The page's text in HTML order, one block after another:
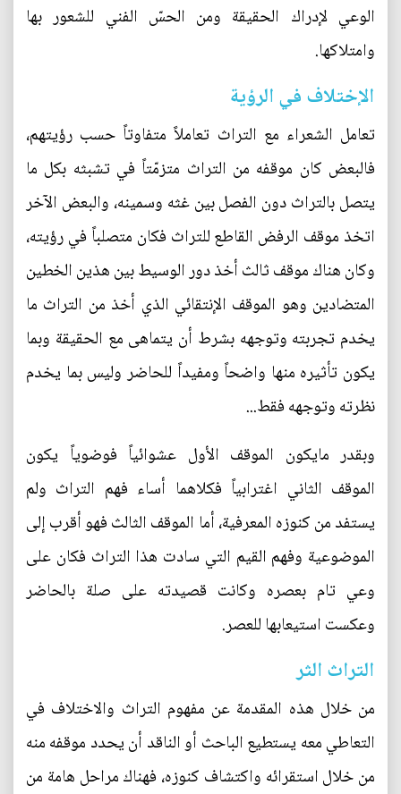
الوعي لإدراك الحقيقة ومن الحسّ الفني للشعور بها
وامتلاكها.
الإختلاف في الرؤية
تعامل الشعراء مع التراث تعاملاً متفاوتاً حسب رؤيتهم،
فالبعض كان موقفه من التراث متزمّتاً في تشبثه بكل ما
يتصل بالتراث دون الفصل بين غثه وسمينه، والبعض الآخر
اتخذ موقف الرفض القاطع للتراث فكان متصلباً في رؤيته،
وكان هناك موقف ثالث أخذ دور الوسيط بين هذين الخطين
المتضادين وهو الموقف الإنتقائي الذي أخذ من التراث ما
يخدم تجربته وتوجهه بشرط أن يتماهى مع الحقيقة وبما
يكون تأثيره منها واضحاً ومفيداً للحاضر وليس بما يخدم
نظرته وتوجهه فقط...
وبقدر مايكون الموقف الأول عشوائياً فوضوياً يكون
الموقف الثاني اغترابياً فكلاهما أساء فهم التراث ولم
يستفد من كنوزه المعرفية، أما الموقف الثالث فهو أقرب إلى
الموضوعية وفهم القيم التي سادت هذا التراث فكان على
وعي تام بعصره وكانت قصيدته على صلة بالحاضر
وعكست استيعابها للعصر.
التراث الثر
من خلال هذه المقدمة عن مفهوم التراث والاختلاف في
التعاطي معه يستطيع الباحث أو الناقد أن يحدد موقفه منه
من خلال استقرائه واكتشاف كنوزه، فهناك مراحل هامة من